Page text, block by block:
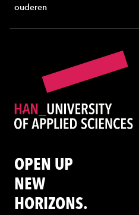
ouderen
OPEN UP
NEW
HORIZONS.